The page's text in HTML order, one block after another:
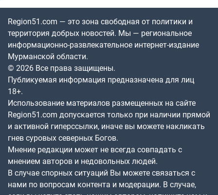
Region51.com — это зона свободная от политики и
территория добрых новостей. Мы — региональное
информационно-развлекательное интернет-издание
Мурманской области.
© 2026 Все права защищены.
Публикуемая информация предназначена для лиц
18+.
Использование материалов размещенных на сайте
Region51.com допускается только при наличии прямой
и активной гиперссылки, иначе вы можете накликать
гнев суровых северных Богов.
Мнение редакции может не всегда совпадать с
мнением авторов и недовольных людей.
В случае спорных ситуаций Вы можете связаться с
нами по вопросам контента и модерации. В случае,